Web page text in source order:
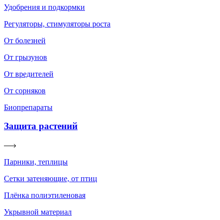
Удобрения и подкормки
Регуляторы, стимуляторы роста
От болезней
От грызунов
От вредителей
От сорняков
Биопрепараты
Защита растений
Парники, теплицы
Сетки затеняющие, от птиц
Плёнка полиэтиленовая
Укрывной материал